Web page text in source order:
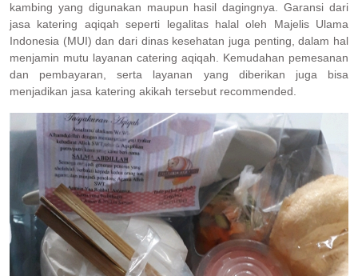
kambing yang digunakan maupun hasil dagingnya. Garansi dari
jasa katering aqiqah seperti legalitas halal oleh Majelis Ulama
Indonesia (MUI) dan dari dinas kesehatan juga penting, dalam hal
menjamin mutu layanan catering aqiqah. Kemudahan pemesanan
dan pembayaran, serta layanan yang diberikan juga bisa
menjadikan jasa katering akikah tersebut recommended.